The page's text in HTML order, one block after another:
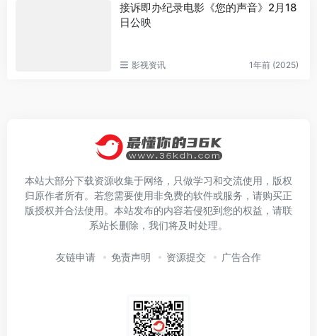
接诉即办纪录电影《您的声音》2月18
日公映
影视资讯 1年前 (2025)
本站大部分下载资源收集于网络，只做学习和交流使用，版权
归原作者所有。若您需要使用非免费的软件或服务，请购买正
版授权并合法使用。本站发布的内容若侵犯到您的权益，请联
系站长删除，我们将及时处理。
友链申请 免责声明 资源提交 广告合作